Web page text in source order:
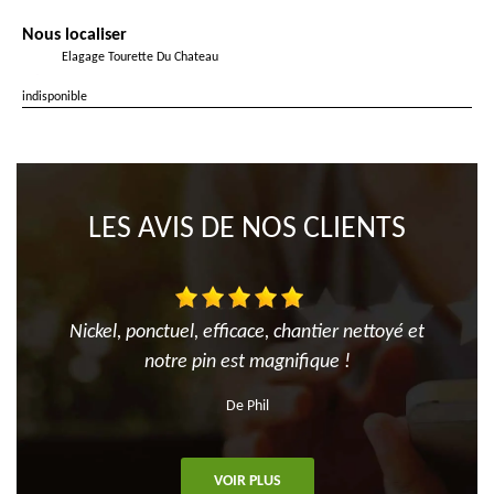
Nous localiser
Elagage Tourette Du Chateau
indisponible
LES AVIS DE NOS CLIENTS
Nickel, ponctuel, efficace, chantier nettoyé et
notre pin est magnifique !
De Phil
VOIR PLUS